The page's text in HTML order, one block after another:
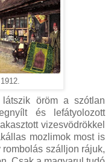
öröm a szótlan
és lefátyolozott
vizesvödrökkel
mozlimok most is
szálljon rájuk,